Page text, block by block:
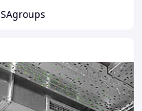
SAgroups